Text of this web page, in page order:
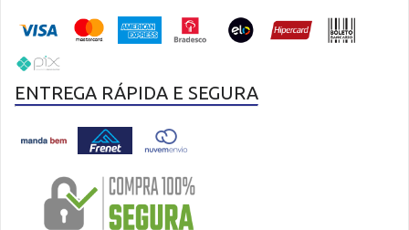
ENTREGA RÁPIDA E SEGURA